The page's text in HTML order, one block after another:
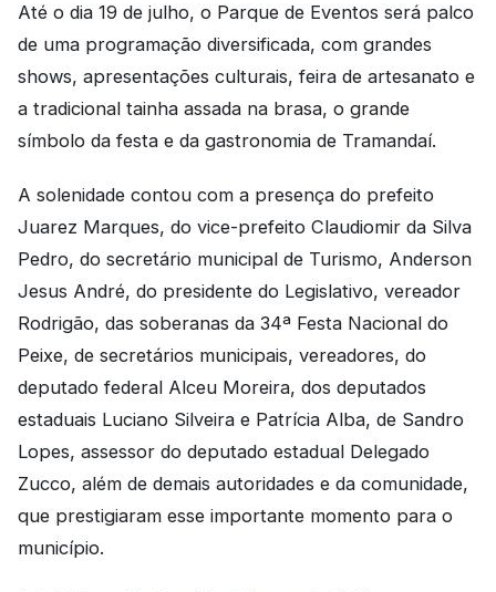
Até o dia 19 de julho, o Parque de Eventos será palco
de uma programação diversificada, com grandes
shows, apresentações culturais, feira de artesanato e
a tradicional tainha assada na brasa, o grande
símbolo da festa e da gastronomia de Tramandaí.
A solenidade contou com a presença do prefeito
Juarez Marques, do vice-prefeito Claudiomir da Silva
Pedro, do secretário municipal de Turismo, Anderson
Jesus André, do presidente do Legislativo, vereador
Rodrigão, das soberanas da 34ª Festa Nacional do
Peixe, de secretários municipais, vereadores, do
deputado federal Alceu Moreira, dos deputados
estaduais Luciano Silveira e Patrícia Alba, de Sandro
Lopes, assessor do deputado estadual Delegado
Zucco, além de demais autoridades e da comunidade,
que prestigiaram esse importante momento para o
município.